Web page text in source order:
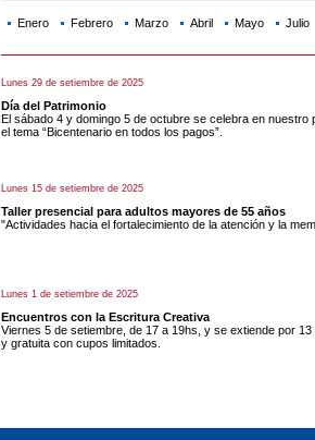
Enero Febrero Marzo Abril Mayo Julio
Lunes 29 de setiembre de 2025
Día del Patrimonio
El sábado 4 y domingo 5 de octubre se celebra en
el tema “Bicentenario en todos los pagos”.
Lunes 15 de setiembre de 2025
Taller presencial para adultos mayores de 55 años
"Actividades hacia el fortalecimiento de la atención y la
Lunes 1 de setiembre de 2025
Encuentros con la Escritura Creativa
Viernes 5 de setiembre, de 17 a 19hs, y se extiende por
y gratuita con cupos limitados.